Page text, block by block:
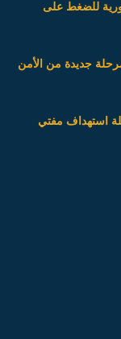
للضغط على
جديدة من الأمن
استهداف مفتي